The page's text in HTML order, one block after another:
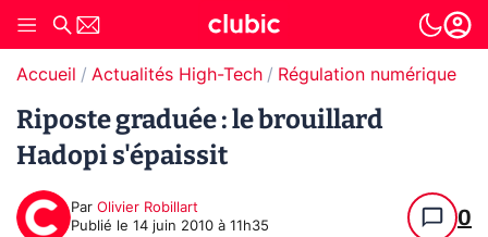
Accueil Actualités High-Tech Régulation numérique
Riposte graduée : le brouillard
Hadopi s'épaissit
Par Olivier Robillart
Publié le 14 juin 2010 à 11h35 0